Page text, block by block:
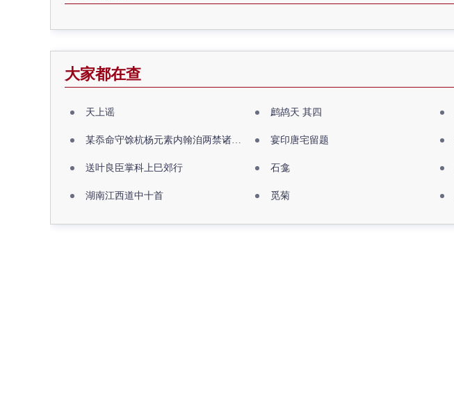
大家都在查
天上谣 鹧鸪天 其四
某忝命守馀杭杨元素内翰洎两禁诸公出祖佛寺 宴印唐宅留题
送叶良臣掌科上巳郊行 石龛
湖南江西道中十首 觅菊